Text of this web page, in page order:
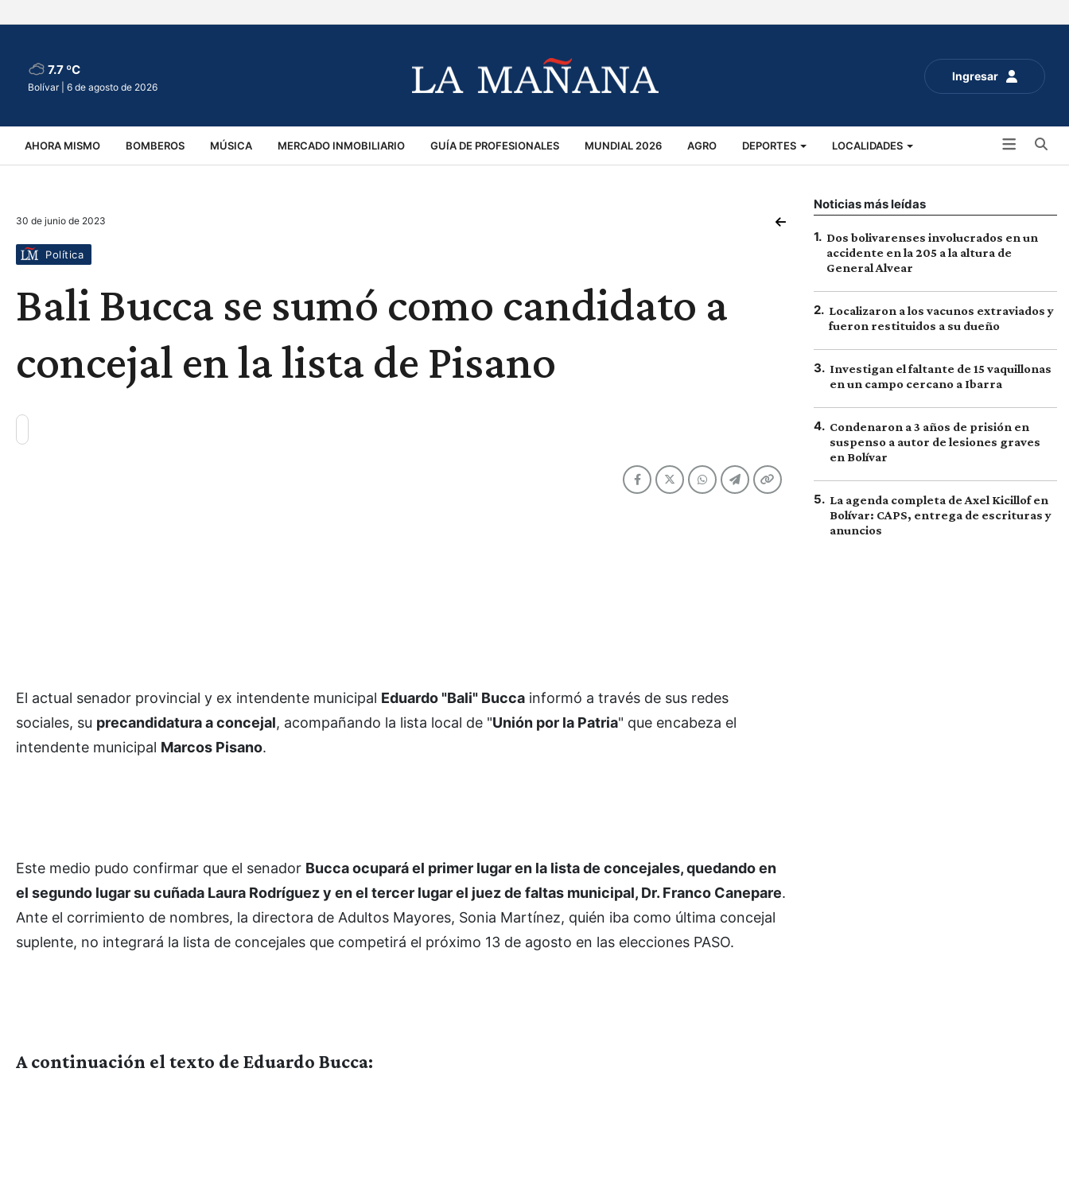
Ingresar
7.7 ºC
Bolívar | 6 de agosto de 2026
AHORA MISMO BOMBEROS MÚSICA MERCADO INMOBILIARIO GUÍA DE PROFESIONALES MUNDIAL 2026 AGRO DEPORTES LOCALIDADES
VIRALES ACCIDENTES
30 de junio de 2023
Política
Bali Bucca se sumó como candidato a
concejal en la lista de Pisano
El actual senador provincial y ex intendente municipal Eduardo "Bali" Bucca informó a través de sus redes
sociales, su precandidatura a concejal, acompañando la lista local de "Unión por la Patria" que encabeza el
intendente municipal Marcos Pisano.
Este medio pudo confirmar que el senador Bucca ocupará el primer lugar en la lista de concejales, quedando en
el segundo lugar su cuñada Laura Rodríguez y en el tercer lugar el juez de faltas municipal, Dr. Franco Canepare.
Ante el corrimiento de nombres, la directora de Adultos Mayores, Sonia Martínez, quién iba como última concejal
suplente, no integrará la lista de concejales que competirá el próximo 13 de agosto en las elecciones PASO.
A continuación el texto de Eduardo Bucca:
Noticias más leídas
1. Dos bolivarenses involucrados en un
accidente en la 205 a la altura de
General Alvear
2. Localizaron a los vacunos extraviados y
fueron restituidos a su dueño
3. Investigan el faltante de 15 vaquillonas
en un campo cercano a Ibarra
4. Condenaron a 3 años de prisión en
suspenso a autor de lesiones graves
en Bolívar
5. La agenda completa de Axel Kicillof en
Bolívar: CAPS, entrega de escrituras y
anuncios